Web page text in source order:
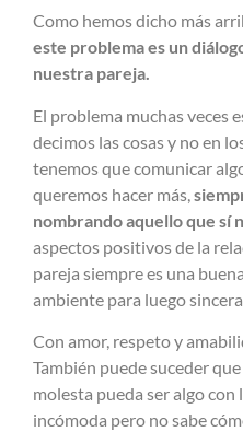
Como hemos dicho más
este problema es un
nuestra pareja.
El problema muchas veces
decimos las cosas y no en
tenemos que comunicar
queremos hacer más,
nombrando aquello que sí
aspectos positivos de la
pareja siempre es una
ambiente para luego
Con amor, respeto y
También puede suceder
molesta pueda ser algo
incómoda pero no sabe